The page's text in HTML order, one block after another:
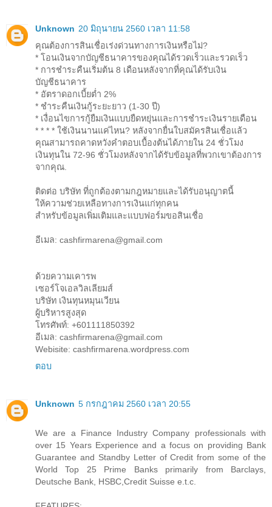
Unknown 20 มิถุนายน 2560 เวลา 11:58
คุณต้องการสินเชื่อเร่งด่วนทางการเงินหรือไม่?
* โอนเงินจากบัญชีธนาคารของคุณได้รวดเร็วและรวดเร็ว
* การชำระคืนเริ่มต้น 8 เดือนหลังจากที่คุณได้รับเงิน
บัญชีธนาคาร
* อัตราดอกเบี้ยต่ำ 2%
* ชำระคืนเงินกู้ระยะยาว (1-30 ปี)
* เงื่อนไขการกู้ยืมเงินแบบยืดหยุ่นและการชำระเงินรายเดือน
* * * * ใช้เงินนานแค่ไหน? หลังจากยื่นใบสมัครสินเชื่อแล้ว
คุณสามารถคาดหวังคำตอบเบื้องต้นได้ภายใน 24 ชั่วโมง
เงินทุนใน 72-96 ชั่วโมงหลังจากได้รับข้อมูลที่พวกเขาต้องการ
จากคุณ.
ติดต่อ บริษัท ที่ถูกต้องตามกฎหมายและได้รับอนุญาตนี้
ให้ความช่วยเหลือทางการเงินแก่ทุกคน
สำหรับข้อมูลเพิ่มเติมและแบบฟอร์มขอสินเชื่อ
อีเมล: cashfirmarena@gmail.com
ด้วยความเคารพ
เซอร์โจเอลวิลเลียมส์
บริษัท เงินทุนหมุนเวียน
ผู้บริหารสูงสุด
โทรศัพท์: +601111850392
อีเมล: cashfirmarena@gmail.com
Webisite: cashfirmarena.wordpress.com
ตอบ
Unknown 5 กรกฎาคม 2560 เวลา 20:55
We are a Finance Industry Company professionals with
over 15 Years Experience and a focus on providing Bank
Guarantee and Standby Letter of Credit from some of the
World Top 25 Prime Banks primarily from Barclays,
Deutsche Bank, HSBC,Credit Suisse e.t.c.